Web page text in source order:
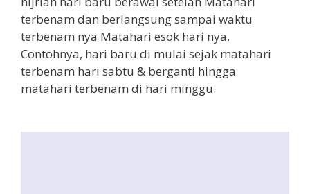
terbenam dan berlangsung sampai waktu
terbenam nya Matahari esok hari nya.
Contohnya, hari baru di mulai sejak matahari
terbenam hari sabtu & berganti hingga
matahari terbenam di hari minggu.